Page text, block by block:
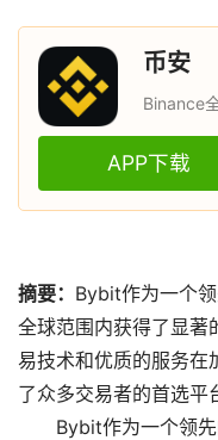
币安
Binance
APP下载
摘要： Bybit作为一个
全球范围内获得了显著
易技术和优质的服务在
了众多交易者的首选平
Bybit作为一个领